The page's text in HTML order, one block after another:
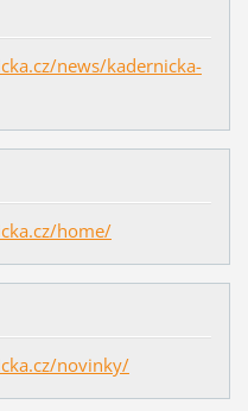
news/kadernicka-
home/
novinky/